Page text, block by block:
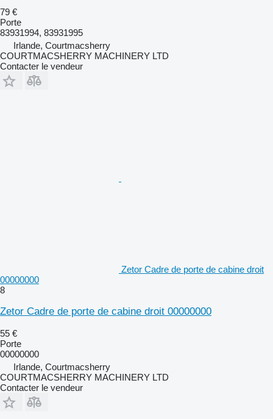
79 €
Porte
83931994, 83931995
Irlande, Courtmacsherry
COURTMACSHERRY MACHINERY LTD
Contacter le vendeur
Zetor Cadre de porte de cabine droit
00000000
8
Zetor Cadre de porte de cabine droit 00000000
55 €
Porte
00000000
Irlande, Courtmacsherry
COURTMACSHERRY MACHINERY LTD
Contacter le vendeur